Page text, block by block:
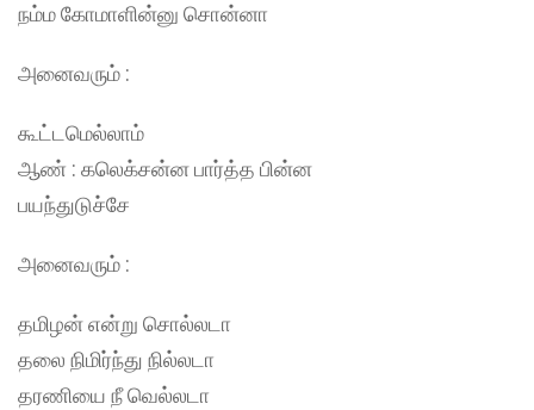
நம்ம கோமாளின்னு சொன்னா
அனைவரும் :
கூட்டமெல்லாம்
ஆண் : கலெக்சன்ன பார்த்த பின்ன
பயந்துடுச்சே
அனைவரும் :
தமிழன் என்று சொல்லடா
தலை நிமிர்ந்து நில்லடா
தரணியை நீ வெல்லடா